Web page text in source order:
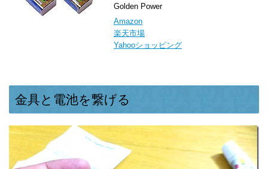
Golden Power
Amazon
楽天市場
Yahooショッピング
金具と電池を繋げる